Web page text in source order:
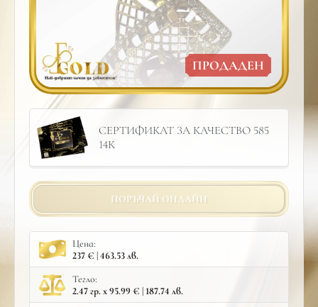
ПРОДАДЕН
СЕРТИФИКАТ ЗА КАЧЕСТВО 585
14К
ПОРЪЧАЙ ОНЛАЙН
Цена:
237 € | 463.53 лв.
Тегло:
2.47 гр. x 95.99 € | 187.74 лв.